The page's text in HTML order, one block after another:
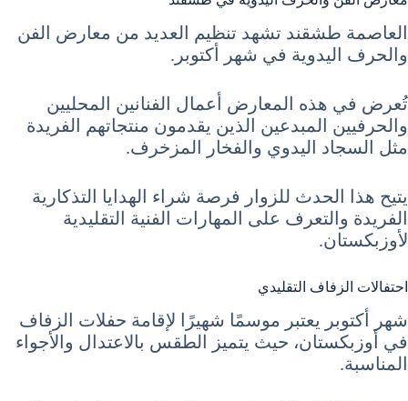
العاصمة طشقند تشهد تنظيم العديد من معارض الفن
والحرف اليدوية في شهر أكتوبر.
تُعرض في هذه المعارض أعمال الفنانين المحليين
والحرفيين المبدعين الذين يقدمون منتجاتهم الفريدة
مثل السجاد اليدوي والفخار المزخرف.
يتيح هذا الحدث للزوار فرصة شراء الهدايا التذكارية
الفريدة والتعرف على المهارات الفنية التقليدية
لأوزبكستان.
احتفالات الزفاف التقليدي
شهر أكتوبر يعتبر موسمًا شهيرًا لإقامة حفلات الزفاف
في أوزبكستان، حيث يتميز الطقس بالاعتدال والأجواء
المناسبة.